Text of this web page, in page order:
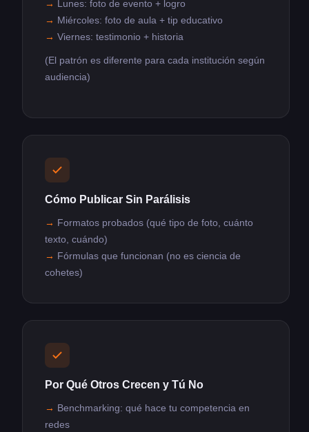
Lunes: foto de evento + logro
Miércoles: foto de aula + tip educativo
Viernes: testimonio + historia
(El patrón es diferente para cada institución según
audiencia)
Cómo Publicar Sin Parálisis
Formatos probados (qué tipo de foto, cuánto
texto, cuándo)
Fórmulas que funcionan (no es ciencia de
cohetes)
Por Qué Otros Crecen y Tú No
Benchmarking: qué hace tu competencia en
redes